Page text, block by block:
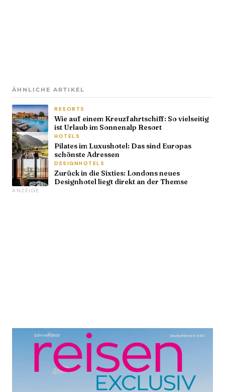
ÄHNLICHE ARTIKEL
RESORTS
Wie auf einem Kreuzfahrtschiff: So vielseitig
ist Urlaub im Sonnenalp Resort
HOTELS
Pilates im Luxushotel: Das sind Europas
schönste Adressen
DESIGNHOTELS
Zurück in die Sixties: Londons neues
Designhotel liegt direkt an der Themse
ANZEIGE